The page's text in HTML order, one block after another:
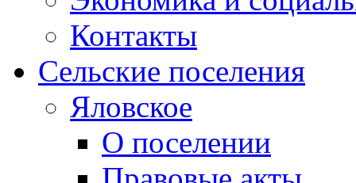
Контакты
Сельские поселения
Яловское
О поселении